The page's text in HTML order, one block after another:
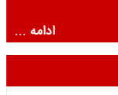
ادامه ...